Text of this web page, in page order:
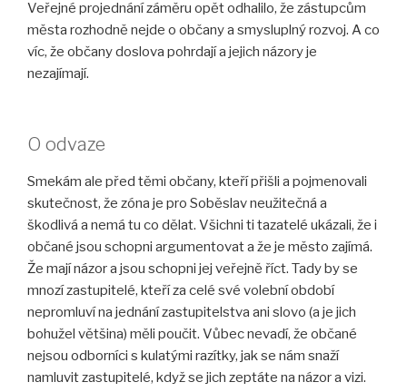
Veřejné projednání záměru opět odhalilo, že zástupcům
města rozhodně nejde o občany a smysluplný rozvoj. A co
víc, že občany doslova pohrdají a jejich názory je
nezajímají.
O odvaze
Smekám ale před těmi občany, kteří přišli a pojmenovali
skutečnost, že zóna je pro Soběslav neužitečná a
škodlivá a nemá tu co dělat. Všichni ti tazatelé ukázali, že i
občané jsou schopni argumentovat a že je město zajímá.
Že mají názor a jsou schopni jej veřejně říct. Tady by se
mnozí zastupitelé, kteří za celé své volební období
nepromluví na jednání zastupitelstva ani slovo (a je jich
bohužel většina) měli poučit. Vůbec nevadí, že občané
nejsou odborníci s kulatými razítky, jak se nám snaží
namluvit zastupitelé, když se jich zeptáte na názor a vizi.